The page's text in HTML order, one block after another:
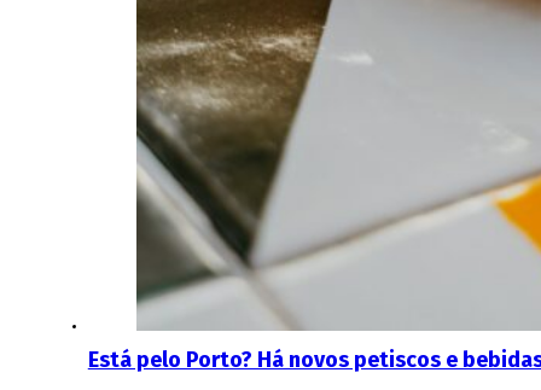
Está pelo Porto? Há novos petiscos e